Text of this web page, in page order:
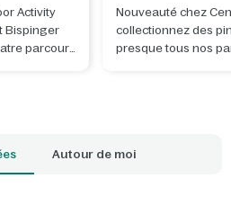
est
Activity
Bispinger
parcours
Nouveauté chez
collectionnez des
presque tous nos
Autour de moi